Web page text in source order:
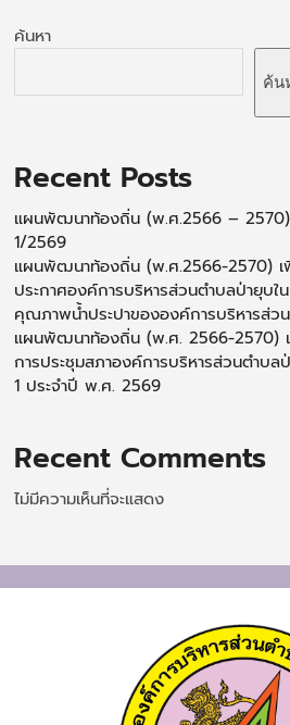
ค้นหา
ค้น
Recent Posts
แผนพัฒนาท้องถิ่น (พ.ศ.2566 –
1/2569
แผนพัฒนาท้องถิ่น (พ.ศ.2566-2570) เ
ประกาศองค์การบริหารส่วนตำบลป่ายุบใ
คุณภาพน้ำประปาขององค์การบริหารส่ว
แผนพัฒนาท้องถิ่น (พ.ศ. 2566-2570)
การประชุมสภาองค์การบริหารส่วนตำบ
1 ประจำปี พ.ศ. 2569
Recent Comments
ไม่มีความเห็นที่จะแสดง